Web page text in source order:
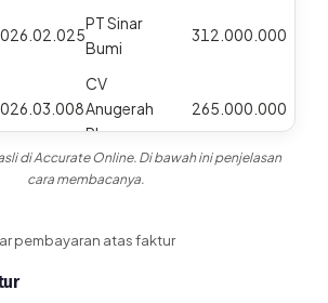
PT Sinar
Bumi
312.000.000
CV
Anugerah
Phone
265.000.000
PT Galaxy
Phone
di Accurate Online. Di bawah ini penjelasan
cara membacanya.
pembayaran atas faktur